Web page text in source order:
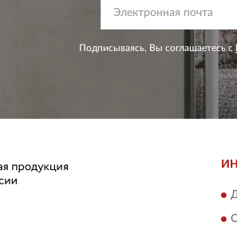
Подписываясь, Вы соглашаетесь с